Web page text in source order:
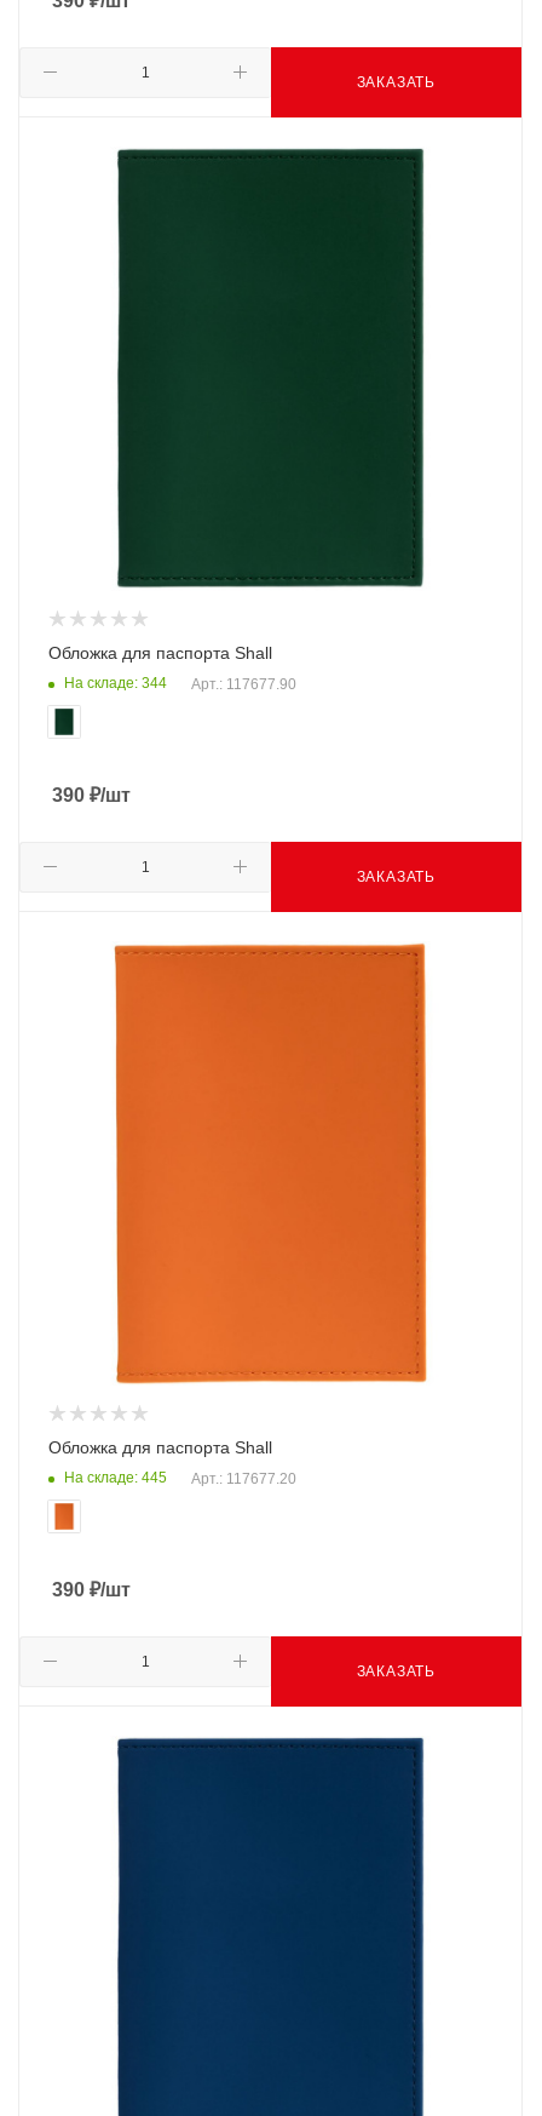
ЗАКАЗАТЬ
Обложка для паспорта Shall
На складе: 344 Арт.: 117677.90
390 ₽/шт
ЗАКАЗАТЬ
Обложка для паспорта Shall
На складе: 445 Арт.: 117677.20
390 ₽/шт
ЗАКАЗАТЬ